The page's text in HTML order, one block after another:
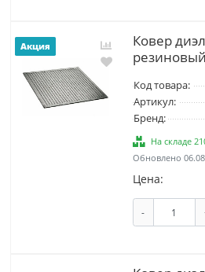
Акция
Ковер
Код товара:
Артикул:
Бренд:
На складе
Обновлено
Цена:
-